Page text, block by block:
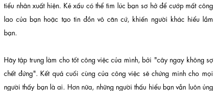
tiểu nhân xuất hiện. Kẻ xấu có thể tìm lúc bạn sơ hở để cướp mất công
lao của bạn hoặc tạo tin đồn vô căn cứ, khiến người khác hiểu lầm
bạn.
Hãy tập trung làm cho tốt công việc của mình, bởi "cây ngay không sợ
chết đứng". Kết quả cuối cùng của công việc sẽ chứng minh cho mọi
người thấy bạn là ai. Hơn nữa, những người thấu hiểu bạn vẫn luôn ủng